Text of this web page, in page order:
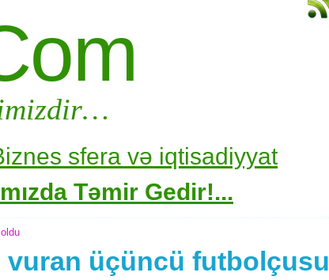
sfera və iqtisadiyyat
Təmir Gedir!...
üçüncü futbolçusu